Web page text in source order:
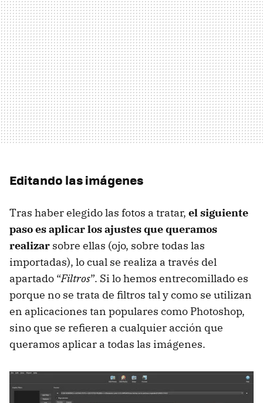
Editando las imágenes
Tras haber elegido las fotos a tratar, el siguiente
paso es aplicar los ajustes que queramos
realizar sobre ellas (ojo, sobre todas las
importadas), lo cual se realiza a través del
apartado “Filtros”. Si lo hemos entrecomillado es
porque no se trata de filtros tal y como se utilizan
en aplicaciones tan populares como Photoshop,
sino que se refieren a cualquier acción que
queramos aplicar a todas las imágenes.